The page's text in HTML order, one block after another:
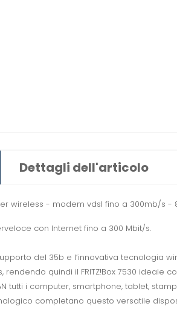
Dettagli dell'articolo
wireless - modem vdsl fino a 300mb/s -
con Internet fino a 300 Mbit/s.
supporto del 35b e l’innovativa
rendendo quindi il FRITZ!Box 7530
tutti i computer, smartphone, tablet,
completano questo versatile